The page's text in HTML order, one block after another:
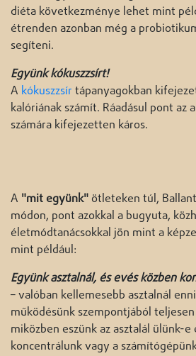
diéta következménye lehet mint
étrenden azonban még a
segíteni.
Együnk kókuszzsírt!
A kókuszzsír tápanyagokban
kalóriának számít. Ráadásul pont
számára kifejezetten káros.
A "mit együnk" ötleteken túl,
módon, pont azokkal a bugyuta,
életmódtanácsokkal jön mint a
mint például:
Együnk asztalnál, és evés közben
– valóban kellemesebb asztalnál
működésünk szempontjából
miközben eszünk az asztalál ülünk-e
koncentrálunk vagy a